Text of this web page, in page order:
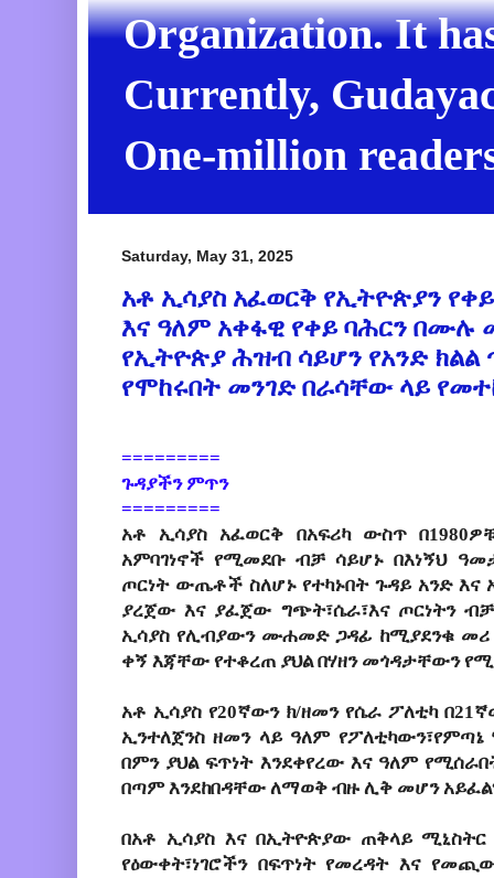
Organization. It
Currently,
One-million
Saturday, May 31, 2025
አቶ ኢሳያስ አፈወርቅ የኢትዮጵያን
እና ዓለም አቀፋዊ የቀይ ባሕርን
የኢትዮጵያ ሕዝብ ሳይሆን የአንድ
የሞከሩበት መንገድ በራሳቸው ላይ
=========
ጉዳያችን ምጥን
=========
አቶ ኢሳያስ አፈወርቅ በአፍሪካ ውስጥ
አምባገነኖች የሚመደቡ ብቻ ሳይሆኑ በእነኝህ
ጦርነት ውጤቶች ስለሆኑ የተካኑበት ጉዳይ አንድ እና
ያረጀው እና ያፈጀው ግጭት፣ሴራ፣እና ጦርነትን
ኢሳያስ የሊብያውን ሙሐመድ ጋዳፊ ከሚያደንቁ መሪ
ቀኝ እጃቸው የተቆረጠ ያህል በሃዘን መጎዳታቸውን
አቶ ኢሳያስ የ20ኛውን ክ/ዘመን የሴራ ፖለቲካ
ኢንተለጀንስ ዘመን ላይ ዓለም
በምን ያህል ፍጥነት እንደቀየረው እና ዓለም
በጣም እንደከበዳቸው ለማወቅ ብዙ ሊቅ መሆን
በአቶ ኢሳያስ እና በኢትዮጵያው ጠቅላይ
የዕውቀት፣ነገሮችን በፍጥነት የመረዳት እና